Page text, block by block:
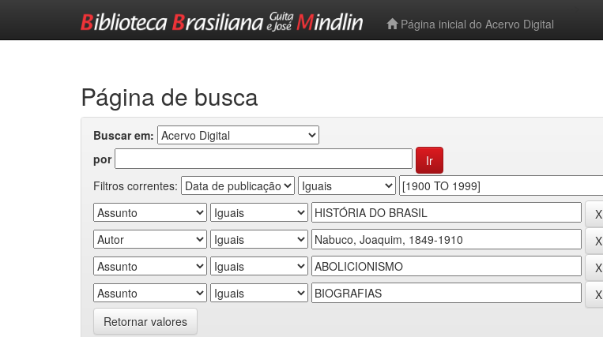
Página inicial do Acervo Digital
Página de busca
Buscar em:
por
Filtros correntes:
Retornar valores